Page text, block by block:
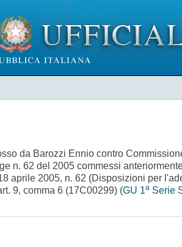
da Barozzi Ennio contro
n. 62 del 2005 commessi
aprile 2005, n. 62 (Disposizioni per
9, comma 6 (17C00299) (GU 1a Serie